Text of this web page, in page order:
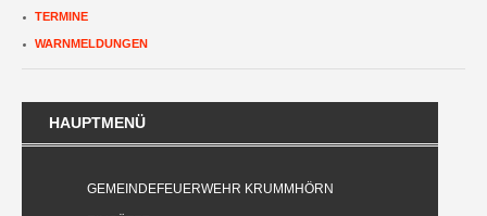
TERMINE
WARNMELDUNGEN
HAUPTMENÜ
GEMEINDEFEUERWEHR KRUMMHÖRN